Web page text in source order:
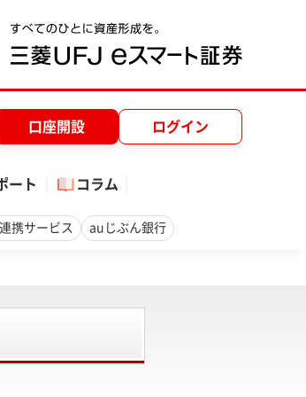
口座開設 ログイン
ート コラム
携サービス auじぶん銀行